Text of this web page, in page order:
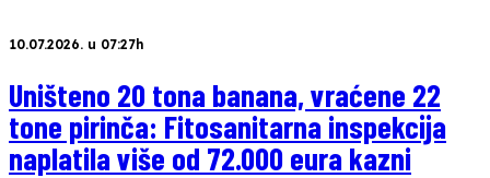
10.07.2026. u 07:27h
Uništeno 20 tona banana, vraćene 22
tone pirinča: Fitosanitarna inspekcija
naplatila više od 72.000 eura kazni